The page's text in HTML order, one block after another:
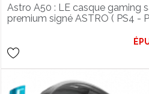
Astro A50 : LE casque gaming
premium signé ASTRO ( PS4 -